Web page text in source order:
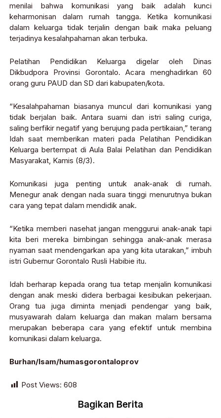
menilai bahwa komunikasi yang baik adalah kunci
keharmonisan dalam rumah tangga. Ketika komunikasi
dalam keluarga tidak terjalin dengan baik maka peluang
terjadinya kesalahpahaman akan terbuka.
Pelatihan Pendidikan Keluarga digelar oleh Dinas
Dikbudpora Provinsi Gorontalo. Acara menghadirkan 60
orang guru PAUD dan SD dari kabupaten/kota.
“Kesalahpahaman biasanya muncul dari komunikasi yang
tidak berjalan baik. Antara suami dan istri saling curiga,
saling berfikir negatif yang berujung pada pertikaian,” terang
Idah saat memberikan materi pada Pelatihan Pendidikan
Keluarga bertempat di Aula Balai Pelatihan dan Pendidikan
Masyarakat, Kamis (8/3).
Komunikasi juga penting untuk anak-anak di rumah.
Menegur anak dengan nada suara tinggi menurutnya bukan
cara yang tepat dalam mendidik anak.
“Ketika memberi nasehat jangan menggurui anak-anak tapi
kita beri mereka bimbingan sehingga anak-anak merasa
nyaman saat mendengarkan apa yang kita utarakan,” imbuh
istri Gubernur Gorontalo Rusli Habibie itu.
Idah berharap kepada orang tua tetap menjalin komunikasi
dengan anak meski didera berbagai kesibukan pekerjaan.
Orang tua juga diminta menjadi pendengar yang baik,
musyawarah dalam keluarga dan makan malam bersama
merupakan beberapa cara yang efektif untuk membina
komunikasi dalam keluarga.
Burhan/Isam/humasgorontaloprov
Post Views: 608
Bagikan Berita